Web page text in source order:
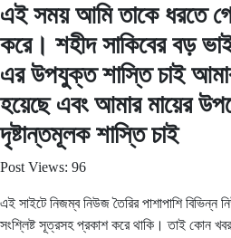
এই সময় আমি তাকে ধরতে
করে। শহীদ সাকিবের বড়
এর উপযুক্ত শাস্তি চাই
হয়েছে এবং আমার মায়ের
দৃষ্টান্তমূলক শাস্তি চাই
Post Views: 96
এই সাইটে নিজম্ব নিউজ তৈরির পাশাপাশি বিভিন্ন
সংশ্লিষ্ট সূত্রসহ প্রকাশ করে থাকি। তাই কোন